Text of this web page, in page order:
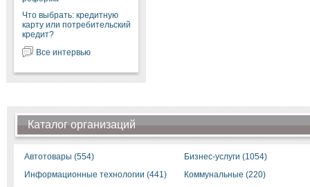
Что выбрать: кредитную
карту или потребительский
кредит?
Все интервью
Каталог организаций
Автотовары (554)
Бизнес-услуги (1054)
Информационные технологии (441)
Коммунальные (220)